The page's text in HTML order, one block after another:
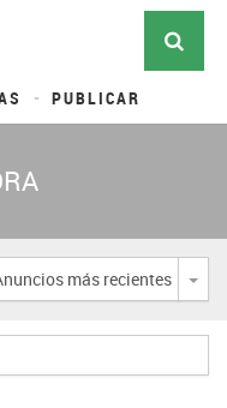
PUBLICAR
más recientes